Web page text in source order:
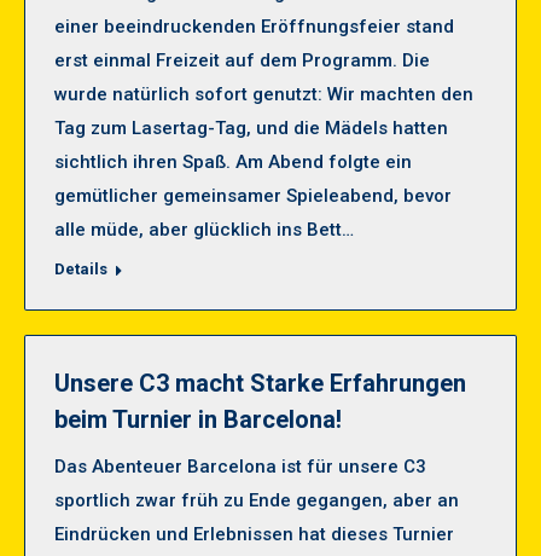
einer beeindruckenden Eröffnungsfeier stand
erst einmal Freizeit auf dem Programm. Die
wurde natürlich sofort genutzt: Wir machten den
Tag zum Lasertag-Tag, und die Mädels hatten
sichtlich ihren Spaß. Am Abend folgte ein
gemütlicher gemeinsamer Spieleabend, bevor
alle müde, aber glücklich ins Bett…
Details
Unsere C3 macht Starke Erfahrungen
beim Turnier in Barcelona!
Das Abenteuer Barcelona ist für unsere C3
sportlich zwar früh zu Ende gegangen, aber an
Eindrücken und Erlebnissen hat dieses Turnier